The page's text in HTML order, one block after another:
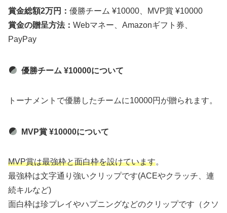
賞金総額2万円： 優勝チーム ¥10000、MVP賞 ¥10000
賞金の贈呈方法： Webマネー、Amazonギフト券、
PayPay
優勝チーム ¥10000について
トーナメントで優勝したチームに10000円が贈られます。
MVP賞 ¥10000について
MVP賞は最強枠と面白枠を設けています。
最強枠は文字通り強いクリップです(ACEやクラッチ、連
続キルなど)
面白枠は珍プレイやハプニングなどのクリップです（クソ